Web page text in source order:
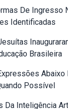
De Ingresso
Identificadas
Brasileira
Abaixo
Possível
Da Inteligência